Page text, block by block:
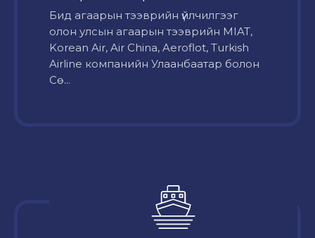
Бид агаарын тээврийн үйлчилгээг
олон улсын агаарын тээврийн MIAT,
Korean Air, Air China, Aeroflot, Turkish
Airline компанийн Улаанбаатар болон
Сө...